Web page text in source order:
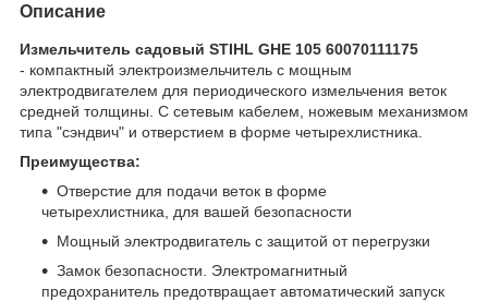
Описание
Измельчитель садовый STIHL GHE 105 60070111175
- компактный электроизмельчитель с мощным
электродвигателем для периодического измельчения веток
средней толщины. С сетевым кабелем, ножевым механизмом
типа "сэндвич" и отверстием в форме четырехлистника.
Преимущества:
Отверстие для подачи веток в форме
четырехлистника, для вашей безопасности
Мощный электродвигатель с защитой от перегрузки
Замок безопасности. Электромагнитный
предохранитель предотвращает автоматический запуск